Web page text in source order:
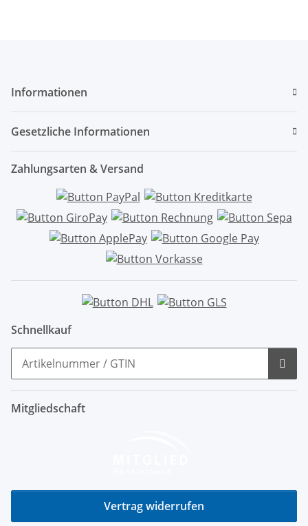
Informationen
Gesetzliche Informationen
Zahlungsarten & Versand
Schnellkauf
Mitgliedschaft
Vertrag widerrufen